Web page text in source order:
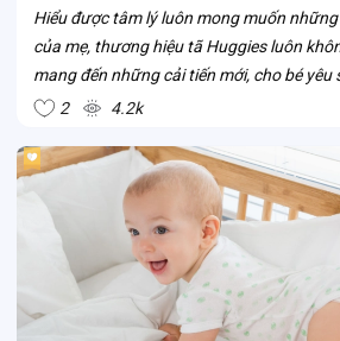
Hiểu được tâm lý luôn mong muốn
của mẹ, thương hiệu tã Huggies luôn
mang đến những cải tiến mới, cho bé
Công nghệ “Đệm mây 4 chiều” là một
2 4.2k